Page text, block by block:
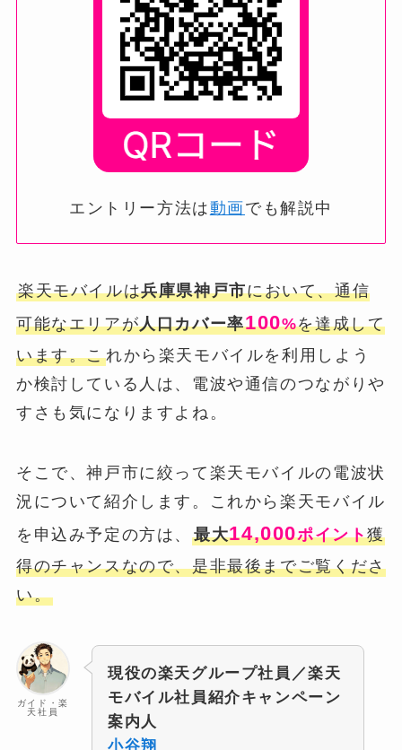
エントリー方法は動画 でも解説中
楽天モバイルは兵庫県神戸市において、通信
可能なエリアが人口カバー率100%を達成して
います。これから楽天モバイルを利用しよう
か検討している人は、電波や通信のつながりや
すさも気になりますよね。
そこで、神戸市に絞って楽天モバイルの電波状
況について紹介します。これから楽天モバイル
を申込み予定の方は、最大14,000ポイント獲
得のチャンスなので、是非最後までご覧くださ
い。
ガイド・楽
天社員
現役の楽天グループ社員／楽天
モバイル社員紹介キャンペーン
案内人
小谷翔